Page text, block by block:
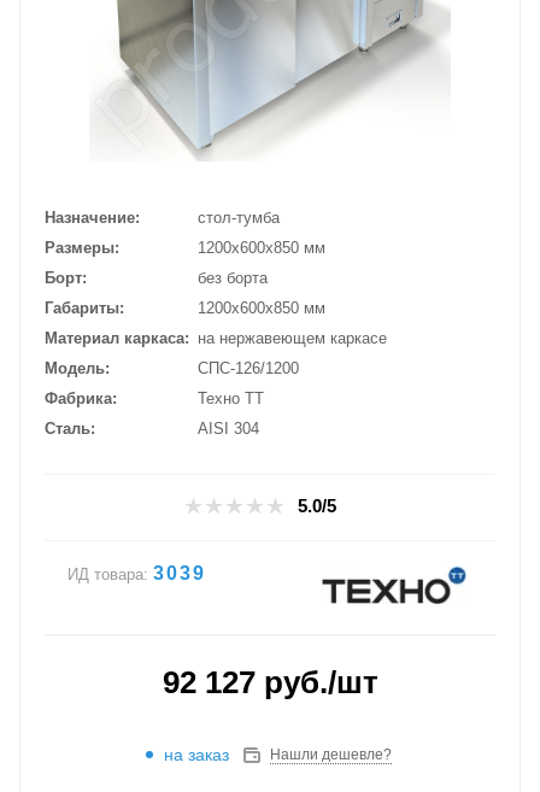
Назначение
стол-тумба
Размеры
1200х600х850 мм
Борт
без борта
Габариты
1200х600х850 мм
Материал каркаса
на нержавеющем каркасе
Модель
СПС-126/1200
Фабрика
Техно ТТ
Сталь
AISI 304
5.0/5
ИД товара: 3039
92 127руб./шт
на заказ Нашли дешевле?